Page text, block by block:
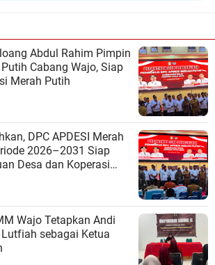
Abdul Rahim Pimpin
Cabang Wajo, Siap
Merah Putih
DPC APDESI Merah
2026–2031 Siap
Desa dan Koperasi
Wajo Tetapkan Andi
sebagai Ketua